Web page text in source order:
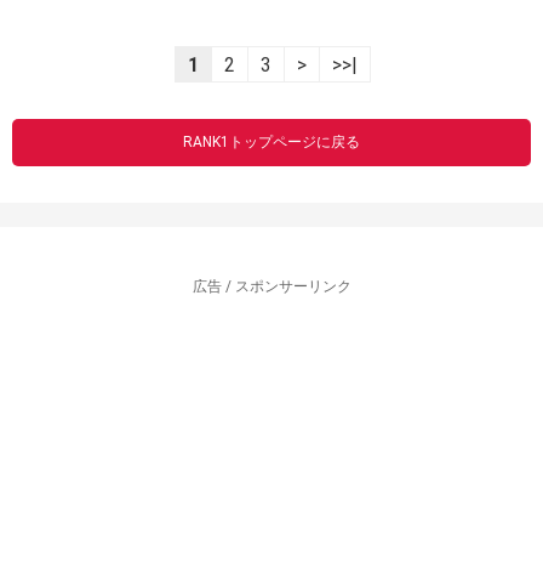
1 2 3 > >>|
RANK1トップページに戻る
広告 / スポンサーリンク